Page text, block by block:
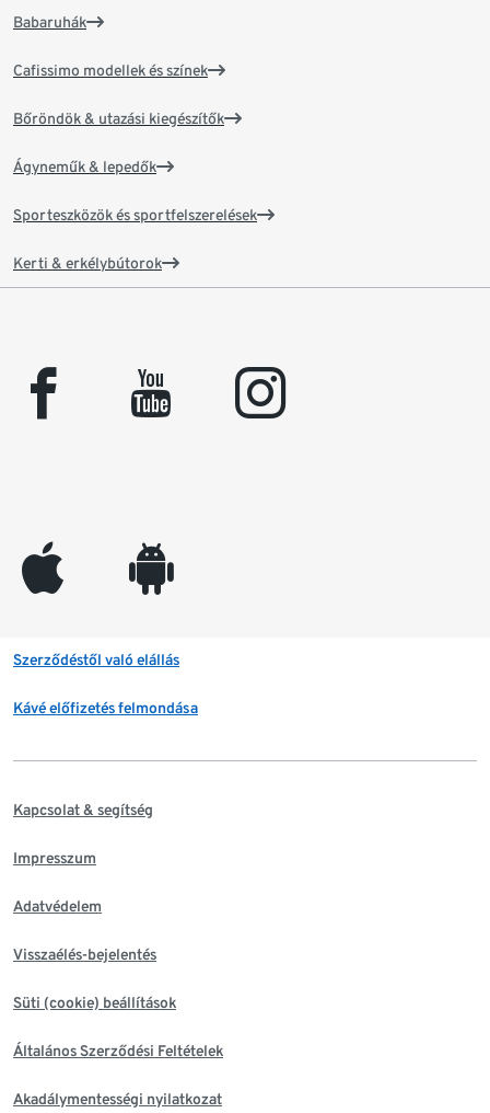
Babaruhák
Cafissimo modellek és színek
Bőröndök & utazási kiegészítők
Ágyneműk & lepedők
Sporteszközök és sportfelszerelések
Kerti & erkélybútorok
facebook youtube instagram
appleinc android
Szerződéstől való elállás
Kávé előfizetés felmondása
Kapcsolat & segítség
Impresszum
Adatvédelem
Visszaélés-bejelentés
Süti (cookie) beállítások
Általános Szerződési Feltételek
Akadálymentességi nyilatkozat